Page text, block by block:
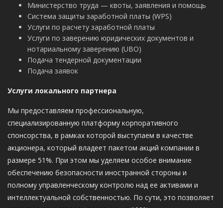
Министерство труда — квоты, заявления и помощь
Система защиты заработной платы (WPS)
Услуги по расчету заработной платы
Услуги по заверению юридических документов и
нотариальному заверению (UBO)
Подача тендерной документации
Подача заявок
Услуги локального партнера
Мы предоставляем профессиональную,
специализированную платформу корпоративного
спонсорства, в рамках которой выступаем в качестве
акционера, который владеет пакетом акций компании в
размере 51%. При этом мы уделяем особое внимание
обеспечению безопасности иностранной стороны и
полному управленческому контролю над ее активами и
интеллектуальной собственностью. По сути, это позволяет